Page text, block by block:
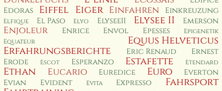
Edoras
Eiffel Eiger Einfahren Einkreuzung
Elfique El Paso Elyo ElyseeII Elysee II Emerson
Enjoleur Enrice Envol Epesses
Epigenetik
Equateur
Equus Helveticus
Erfahrungsberichte
Eric Renaud
Ernest
Erode
Escot Esperanzo Estafette Etendard
Ethan Eucario Euredice Euro
Everton
Evian
Evident Evita Expresso
Fahrsport